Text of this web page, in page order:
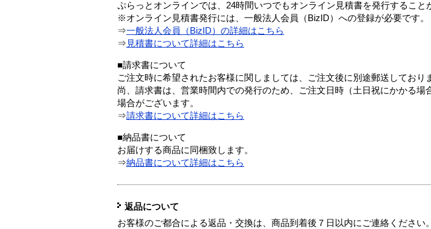
ぷらっとオンラインでは、24時間いつでもオンライン見積書を発行すること
※オンライン見積書発行には、一般法人会員（BizID）への登録が必要です。
⇒一般法人会員（BizID）の詳細はこちら
⇒ 見積書について詳細はこちら
■請求書について
ご注文時に希望されたお客様に関しましては、ご注文後に別途郵送しており
尚、請求書は、営業時間内での発行のため、ご注文日時（土日祝にかかる
場合がございます。
⇒請求書について詳細はこちら
■納品書について
お届けする商品に同梱致します。
⇒納品書について詳細はこちら
返品について
お客様のご都合による返品・交換は、商品到着後７日以内にご連絡くださ